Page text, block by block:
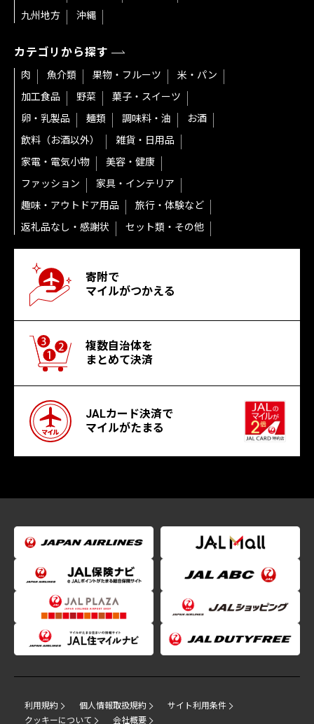
九州地方
沖縄
カテゴリから探す
肉 魚介類 果物・フルーツ
米・パン
加工食品
野菜
菓子・スイーツ
卵・乳製品
麺類 調味料・油
お酒
飲料（お酒以外）
雑貨・日用品
家電・電気小物
美容・健康
ファッション
家具・インテリア
趣味・アウトドア用品
旅行・体験など
返礼品なし・感謝状
セット類・その他
寄附で
マイルがつかえる
複数自治体を
まとめて決済
JALカード決済で
マイルがたまる
利用規約 個人情報取扱規約
サイト利用条件
クッキーについて
会社概要